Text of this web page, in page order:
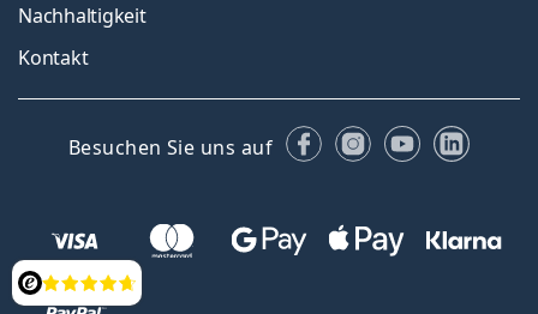
Bewertung
Nachhaltigkeit
Kontakt
Besuchen Sie uns auf FacebookInstagram
YouTube